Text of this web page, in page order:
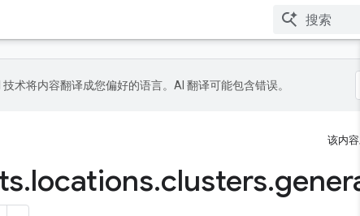
术将内容翻译成您偏好的语言。AI 翻译可能包含错误。
该内容
.locations.clusters.